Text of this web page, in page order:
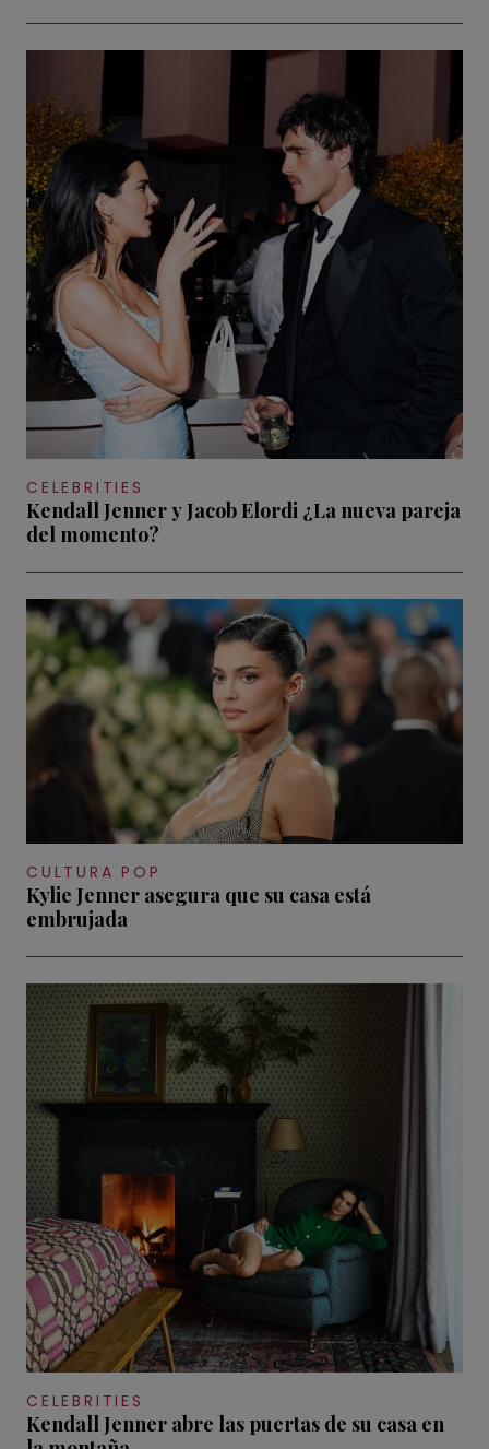
CELEBRITIES
Kendall Jenner y Jacob Elordi ¿La nueva pareja
del momento?
CULTURA POP
Kylie Jenner asegura que su casa está
embrujada
CELEBRITIES
Kendall Jenner abre las puertas de su casa en